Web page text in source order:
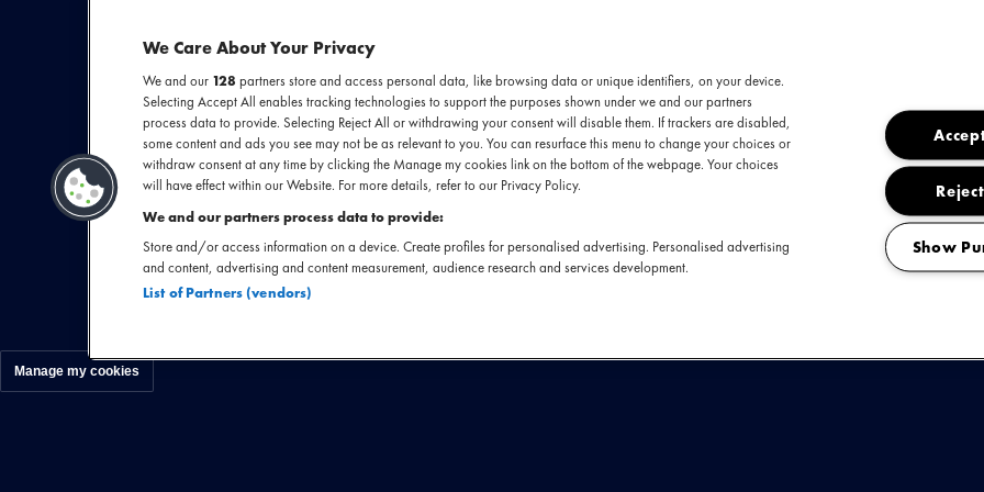
De Belgische rapper DIKKE a.k.a. 'Biggie van de wijk' zegt waar
zijn uitgebreide woordenschat wist hij zichzelf in de kijker te
Notch en sindsdien ging het hard. Zijn debuutalbum '130
bijvoorbeeld de eerste plaats in de Ultratop
Dikke nu boeken
Manage my cookies
We Care About Your Privacy
We and our 128 partners store and access personal data, like browsing data or unique identifiers, on your device.
Selecting Accept All enables tracking technologies to support the purposes shown under we and our partners
process data to provide. Selecting Reject All or withdrawing your consent will disable them. If trackers are disabled,
some content and ads you see may not be as relevant to you. You can resurface this menu to change your choices or
withdraw consent at any time by clicking the Manage my cookies link on the bottom of the webpage. Your choices
will have effect within our Website. For more details, refer to our Privacy Policy.
We and our partners process data to provide:
Store and/or access information on a device. Create profiles for personalised advertising. Personalised advertising
and content, advertising and content measurement, audience research and services development.
List of Partners (vendors)
Show